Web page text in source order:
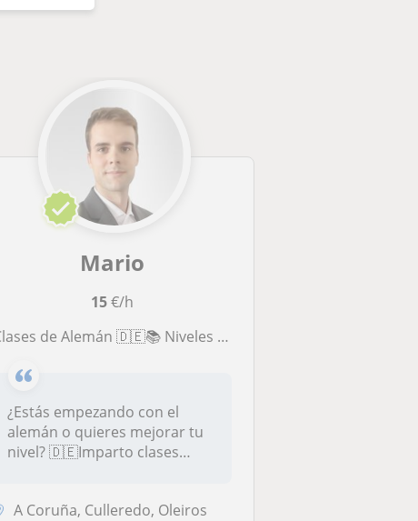
Mario
15€/h
Clases de Alemán 🇩🇪📚 Niveles A1, A2, B1, B2 ✅
¿Estás empezando con el
alemán o quieres mejorar tu
nivel? 🇩🇪Imparto clases
A Coruña, Culleredo, Oleiros